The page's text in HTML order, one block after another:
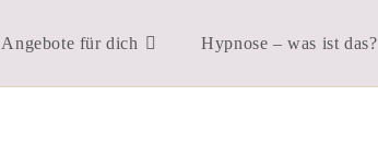
für dich Hypnose – was ist das?